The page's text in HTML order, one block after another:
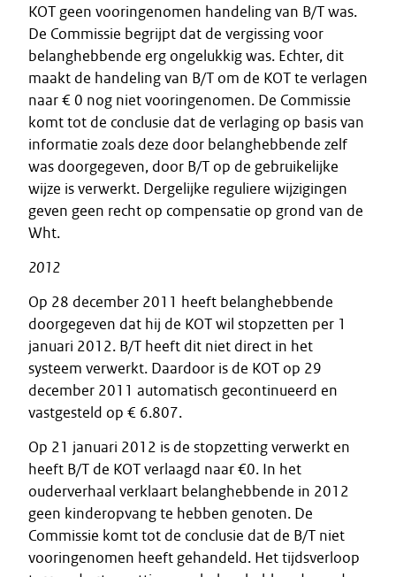
KOT geen vooringenomen handeling van B/T was.
De Commissie begrijpt dat de vergissing voor
belanghebbende erg ongelukkig was. Echter, dit
maakt de handeling van B/T om de KOT te verlagen
naar € 0 nog niet vooringenomen. De Commissie
komt tot de conclusie dat de verlaging op basis van
informatie zoals deze door belanghebbende zelf
was doorgegeven, door B/T op de gebruikelijke
wijze is verwerkt. Dergelijke reguliere wijzigingen
geven geen recht op compensatie op grond van de
Wht.
2012
Op 28 december 2011 heeft belanghebbende
doorgegeven dat hij de KOT wil stopzetten per 1
januari 2012. B/T heeft dit niet direct in het
systeem verwerkt. Daardoor is de KOT op 29
december 2011 automatisch gecontinueerd en
vastgesteld op € 6.807.
Op 21 januari 2012 is de stopzetting verwerkt en
heeft B/T de KOT verlaagd naar €0. In het
ouderverhaal verklaart belanghebbende in 2012
geen kinderopvang te hebben genoten. De
Commissie komt tot de conclusie dat de B/T niet
vooringenomen heeft gehandeld. Het tijdsverloop